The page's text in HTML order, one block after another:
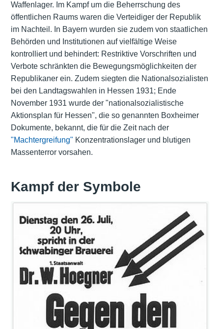
Waffenlager. Im Kampf um die Beherrschung des
öffentlichen Raums waren die Verteidiger der Republik
im Nachteil. In Bayern wurden sie zudem von staatlichen
Behörden und Institutionen auf vielfältige Weise
kontrolliert und behindert: Restriktive Vorschriften und
Verbote schränkten die Bewegungsmöglichkeiten der
Republikaner ein. Zudem siegten die Nationalsozialisten
bei den Landtagswahlen in Hessen 1931; Ende
November 1931 wurde der "nationalsozialistische
Aktionsplan für Hessen", die so genannten Boxheimer
Dokumente, bekannt, die für die Zeit nach der
"Machtergreifung" Konzentrationslager und blutigen
Massenterror vorsahen.
Kampf der Symbole